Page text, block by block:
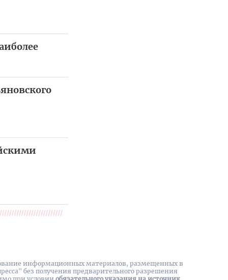
информационных материалов, размещенных в
без получения предварительного разрешения